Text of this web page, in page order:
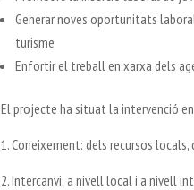
Generar noves oportunitats
turisme
Enfortir el treball en xarxa dels
El projecte ha situat la intervenció
1. Coneixement: dels recursos
2. Intercanvi: a nivell local i a nivell